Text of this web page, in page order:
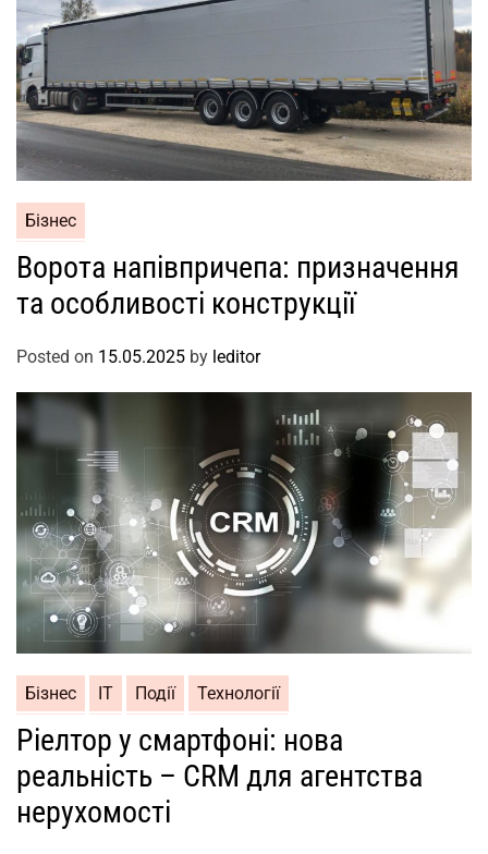
Бізнес
Ворота напівпричепа: призначення
та особливості конструкції
Posted on 15.05.2025 by leditor
Бізнес ІТ Події Технології
Ріелтор у смартфоні: нова
реальність – CRM для агентства
нерухомості